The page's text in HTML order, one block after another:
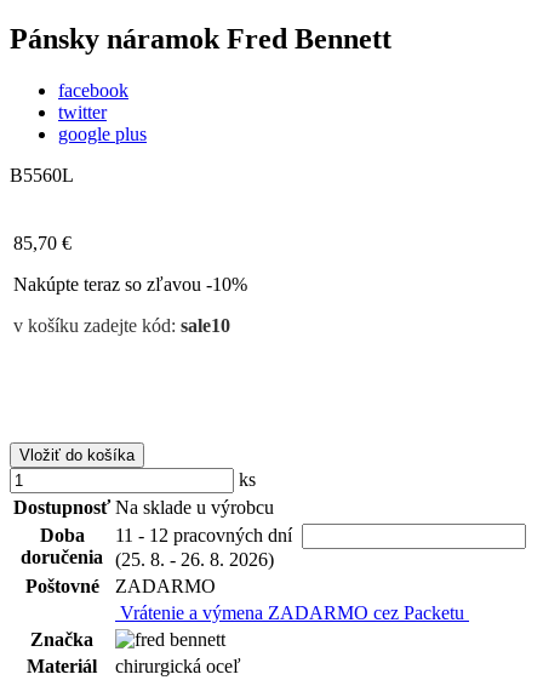
Pánsky náramok Fred Bennett
facebook
twitter
google plus
B5560L
85,70 €
Nakúpte teraz so zľavou -10%
v košíku zadejte kód: sale10
Vložiť do košíka
ks
Dostupnosť Na sklade u výrobcu
Doba
doručenia
11 - 12 pracovných dní
(25. 8. - 26. 8. 2026)
Poštovné
ZADARMO
Vrátenie a výmena ZADARMO cez Packetu
Značka
Materiál
chirurgická oceľ